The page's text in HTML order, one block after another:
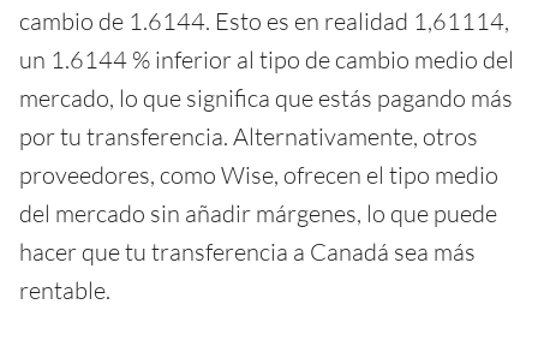
cambio de 1.6144. Esto es en realidad 1,61114,
un 1.6144 % inferior al tipo de cambio medio del
mercado, lo que significa que estás pagando más
por tu transferencia. Alternativamente, otros
proveedores, como Wise, ofrecen el tipo medio
del mercado sin añadir márgenes, lo que puede
hacer que tu transferencia a Canadá sea más
rentable.